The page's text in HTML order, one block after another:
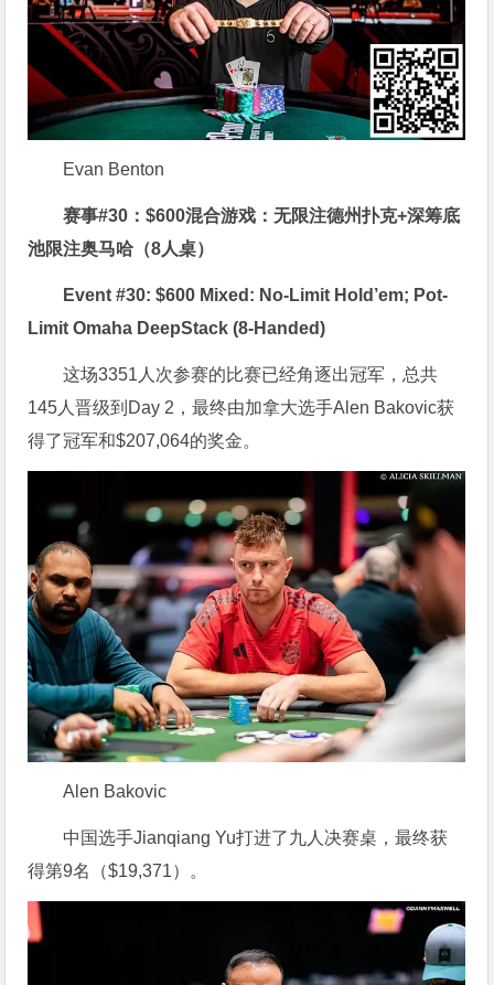
Evan Benton
赛事#30：$600混合游戏：无限注德州扑克+深筹底
池限注奥马哈（8人桌）
Event #30: $600 Mixed: No-Limit Hold’em; Pot-
Limit Omaha DeepStack (8-Handed)
这场3351人次参赛的比赛已经角逐出冠军，总共
145人晋级到Day 2，最终由加拿大选手Alen Bakovic获
得了冠军和$207,064的奖金。
Alen Bakovic
中国选手Jianqiang Yu打进了九人决赛桌，最终获
得第9名（$19,371）。